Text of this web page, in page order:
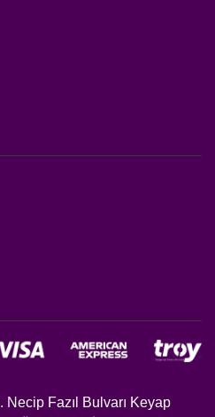
Necip Fazıl Bulvarı Keyap